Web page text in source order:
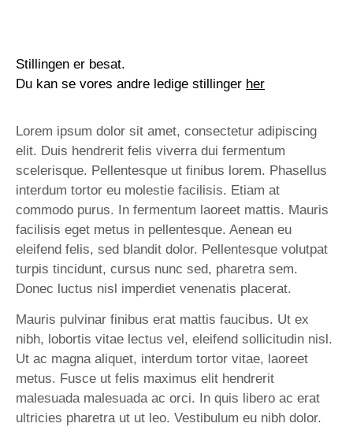
Stillingen er besat.
Du kan se vores andre ledige stillinger her
Lorem ipsum dolor sit amet, consectetur adipiscing
elit. Duis hendrerit felis viverra dui fermentum
scelerisque. Pellentesque ut finibus lorem. Phasellus
interdum tortor eu molestie facilisis. Etiam at
commodo purus. In fermentum laoreet mattis. Mauris
facilisis eget metus in pellentesque. Aenean eu
eleifend felis, sed blandit dolor. Pellentesque volutpat
turpis tincidunt, cursus nunc sed, pharetra sem.
Donec luctus nisl imperdiet venenatis placerat.
Mauris pulvinar finibus erat mattis faucibus. Ut ex
nibh, lobortis vitae lectus vel, eleifend sollicitudin nisl.
Ut ac magna aliquet, interdum tortor vitae, laoreet
metus. Fusce ut felis maximus elit hendrerit
malesuada malesuada ac orci. In quis libero ac erat
ultricies pharetra ut ut leo. Vestibulum eu nibh dolor.